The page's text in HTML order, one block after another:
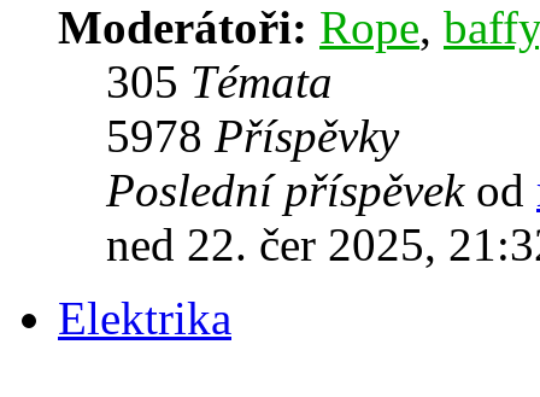
Moderátoři: Rope, baffy
305 Témata
5978 Příspěvky
Poslední příspěvekod
ned 22. čer 2025,
Elektrika